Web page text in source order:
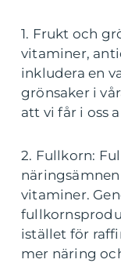
1. Frukt och
vitaminer,
inkludera en
grönsaker i
att vi får i oss
2. Fullkorn:
vitaminer.
istället för
mer näring